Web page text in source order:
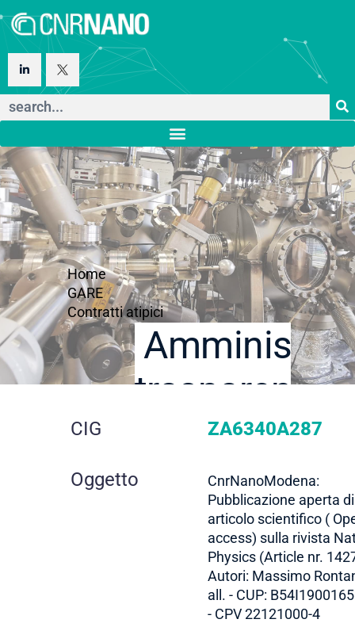
Home
GARE
Contratti atipici
trasparente
dettaglio
gara
CIG ZA6340A287
Oggetto
CnrNanoModena:
Pubblicazione aperta di
articolo scientifico (
access) sulla rivista
Physics (Article nr.
Autori: Massimo
all. - CUP:
- CPV 22121000-4